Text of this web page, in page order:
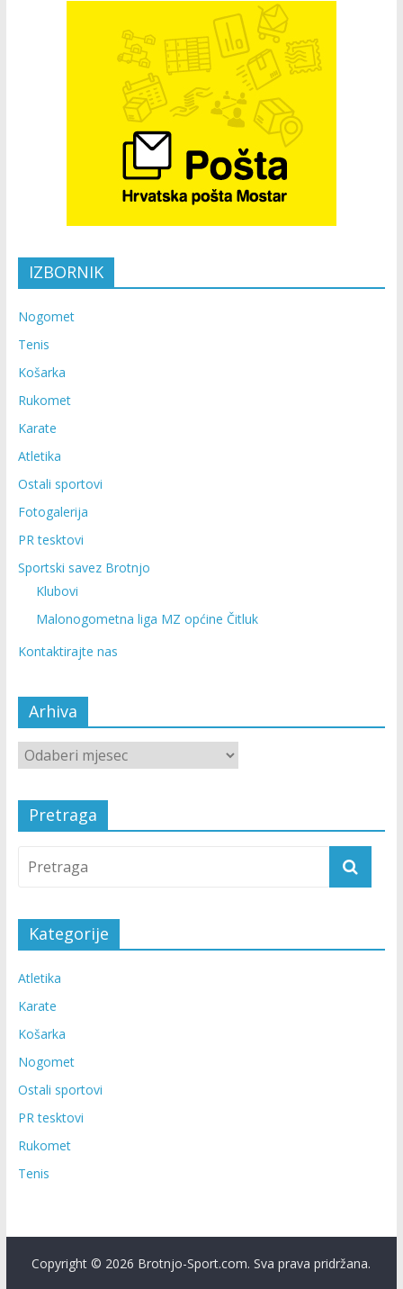
IZBORNIK
Nogomet
Tenis
Košarka
Rukomet
Karate
Atletika
Ostali sportovi
Fotogalerija
PR tesktovi
Sportski savez Brotnjo
Klubovi
Malonogometna liga MZ općine Čitluk
Kontaktirajte nas
Arhiva
Pretraga
Kategorije
Atletika
Karate
Košarka
Nogomet
Ostali sportovi
PR tesktovi
Rukomet
Tenis
Copyright © 2026 Brotnjo-Sport.com. Sva prava pridržana.